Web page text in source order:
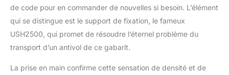
de code pour en commander de nouvelles si besoin. L’élément
qui se distingue est le support de fixation, le fameux
USH2500, qui promet de résoudre l’éternel problème du
transport d’un antivol de ce gabarit.
La prise en main confirme cette sensation de densité et de